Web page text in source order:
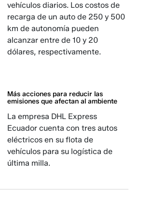
vehículos diarios. Los costos de
recarga de un auto de 250 y 500
km de autonomía pueden
alcanzar entre de 10 y 20
dólares, respectivamente.
Más acciones para reducir las
emisiones que afectan al ambiente
La empresa DHL Express
Ecuador cuenta con tres autos
eléctricos en su flota de
vehículos para su logística de
última milla.